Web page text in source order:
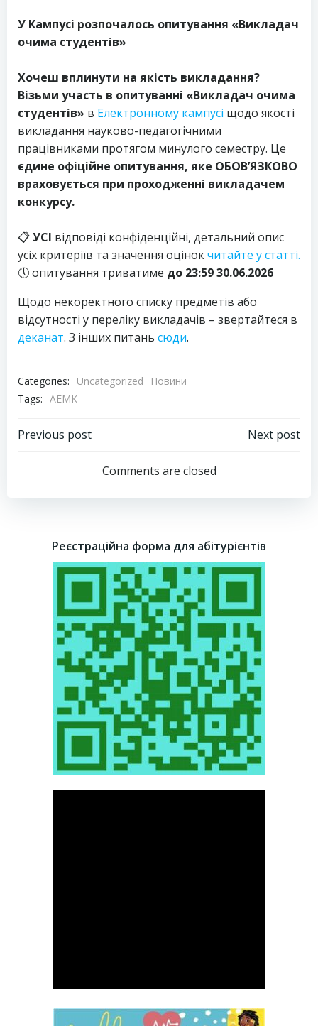
У Кампусі розпочалось опитування «Викладач
очима студентів»
Хочеш вплинути на якість викладання?
Візьми участь в опитуванні «Викладач очима
студентів» в Електронному кампусі щодо якості
викладання науково-педагогічними
працівниками протягом минулого семестру. Це
єдине офіційне опитування, яке ОБОВ’ЯЗКОВО
враховується при проходженні викладачем
конкурсу.
📋УСІ відповіді конфіденційні, детальний опис
усіх критеріїв та значення оцінокчитайте у статті.
🕔 опитування триватиме до 23:59 30.06.2026
Щодо некоректного списку предметів або
відсутності у переліку викладачів – звертайтеся в
деканат. З інших питань сюди.
Categories: Uncategorized
Новини
Tags: АЕМК
Навігація
запису
Previous post
Навігація
запису
Next post
Comments are closed
Реєстраційна форма для абітурієнтів